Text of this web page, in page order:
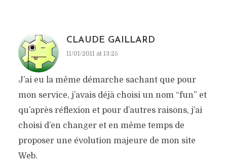
CLAUDE GAILLARD
11/01/2011 at 13:25
J’ai eu la même démarche sachant que pour
mon service, j’avais déjà choisi un nom “fun” et
qu’après réflexion et pour d’autres raisons, j’ai
choisi d’en changer et en même temps de
proposer une évolution majeure de mon site
Web.